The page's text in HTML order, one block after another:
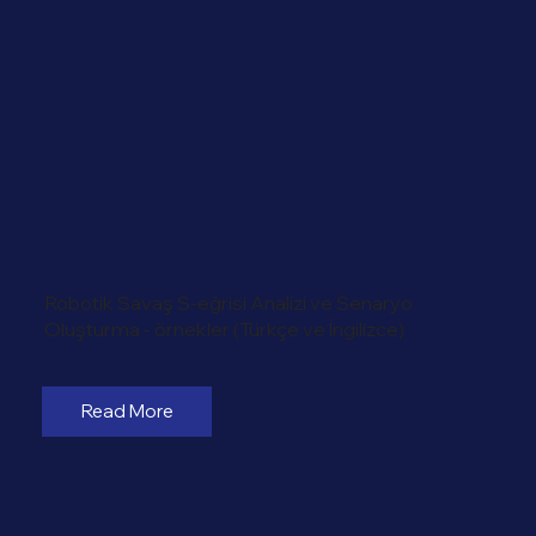
Robotik Savaş S-eğrisi Analizi ve Senaryo
Oluşturma - örnekler (Türkçe ve İngilizce)
Read More